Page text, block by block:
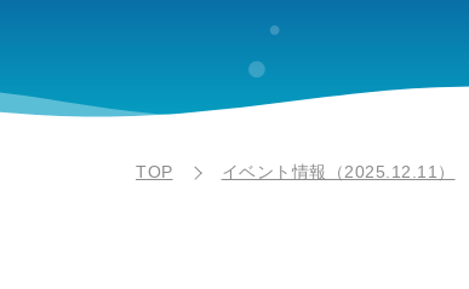
TOP イベント情報（2025.12.11）